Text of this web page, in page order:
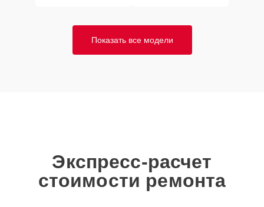
Показать все модели
Экспресс-расчет
стоимости ремонта